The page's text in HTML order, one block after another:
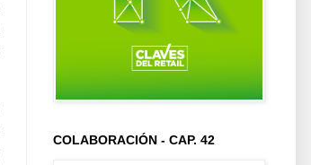
COLABORACIÓN - CAP. 42